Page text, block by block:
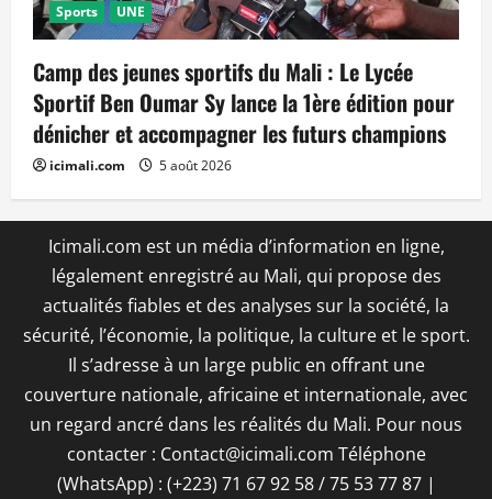
Sports UNE
Camp des jeunes sportifs du Mali : Le Lycée
Sportif Ben Oumar Sy lance la 1ère édition pour
dénicher et accompagner les futurs champions
icimali.com 5 août 2026
Icimali.com est un média d’information en ligne,
légalement enregistré au Mali, qui propose des
actualités fiables et des analyses sur la société, la
sécurité, l’économie, la politique, la culture et le sport.
Il s’adresse à un large public en offrant une
couverture nationale, africaine et internationale, avec
un regard ancré dans les réalités du Mali. Pour nous
contacter : Contact@icimali.com Téléphone
(WhatsApp) : (+223) 71 67 92 58 / 75 53 77 87 |